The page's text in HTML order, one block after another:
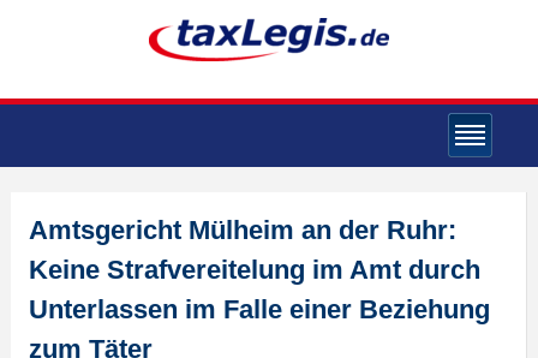
Amtsgericht Mülheim an der Ruhr:
Keine Strafvereitelung im Amt durch
Unterlassen im Falle einer Beziehung
zum Täter